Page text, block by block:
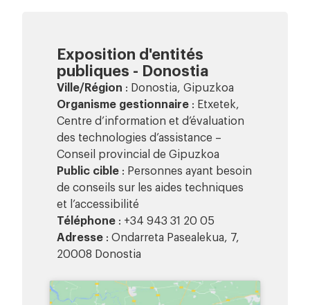
Exposition d'entités
publiques - Donostia
Ville/Région : Donostia, Gipuzkoa
Organisme gestionnaire : Etxetek,
Centre d’information et d’évaluation
des technologies d’assistance –
Conseil provincial de Gipuzkoa
Public cible : Personnes ayant besoin
de conseils sur les aides techniques
et l’accessibilité
Téléphone : +34 943 31 20 05
Adresse : Ondarreta Pasealekua, 7,
20008 Donostia